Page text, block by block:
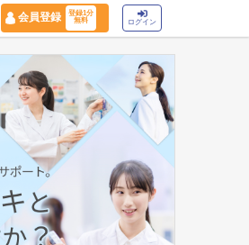
会員登録
登録1分
無料
ログイン